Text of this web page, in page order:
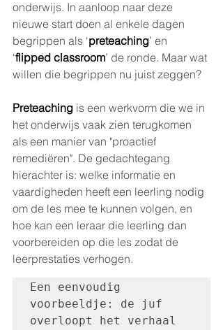
onderwijs. In aanloop naar deze
nieuwe start doen al enkele dagen
begrippen als ‘preteaching’ en
‘flipped classroom’ de ronde. Maar wat
willen die begrippen nu juist zeggen?
Preteaching is een werkvorm die we in
het onderwijs vaak zien terugkomen
als een manier van "proactief
remediëren". De gedachtegang
hierachter is: welke informatie en
vaardigheden heeft een leerling nodig
om de les mee te kunnen volgen, en
hoe kan een leraar die leerling dan
voorbereiden op die les zodat de
leerprestaties verhogen.
Een eenvoudig
voorbeeldje: de juf
overloopt het verhaal